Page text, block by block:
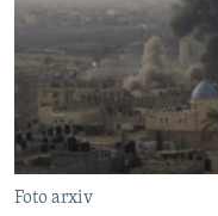
FOTOQALEREYA
İNFOQRAFIKA
KARIKATURA
RADIO ARXIV
OXU ZALI
AZƏRBAYCAN ƏDƏBIYYATI
İSLAM VƏ DEMOKRATIYA
İZ - MƏDƏNIYYƏT
HAQQIMIZDA
MISSIYAMIZ
PEŞƏ ETIKASI VƏ
MATERIALLARIMIZDAN
BIZI IZLƏ
Foto arxiv